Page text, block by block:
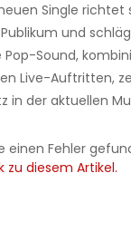
Single richtet
und
Sound,
Live-Auftritten,
in der aktuellen
einen Fehler
zu diesem Artikel.